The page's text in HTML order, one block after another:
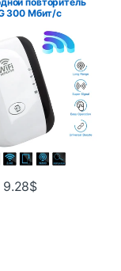
300 Мбит/с
диапазона Wi-Fi
сигнала 802.11N
карты для
9.28$